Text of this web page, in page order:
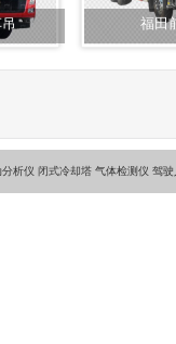
福田
析仪 闭式冷却塔 气体检测仪 驾驶